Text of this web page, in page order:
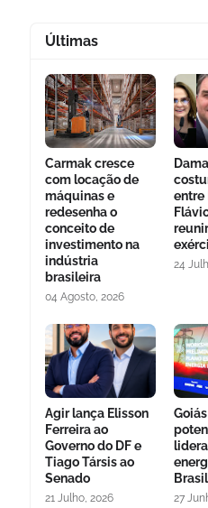
Últimas
Carmak cresce
com locação de
máquinas e
redesenha o
conceito de
investimento na
indústria
brasileira
04 Agosto, 2026
entre
24
Agir lança Elisson
Ferreira ao
Governo do DF e
Tiago Társis ao
Senado
21 Julho, 2026
Brasil
27